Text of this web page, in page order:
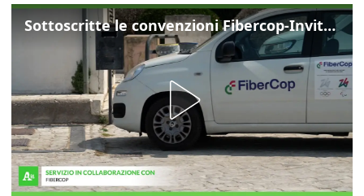
Sottoscritte le convenzioni Fibercop-Invitalia, fibra ottica per 477 mila civici